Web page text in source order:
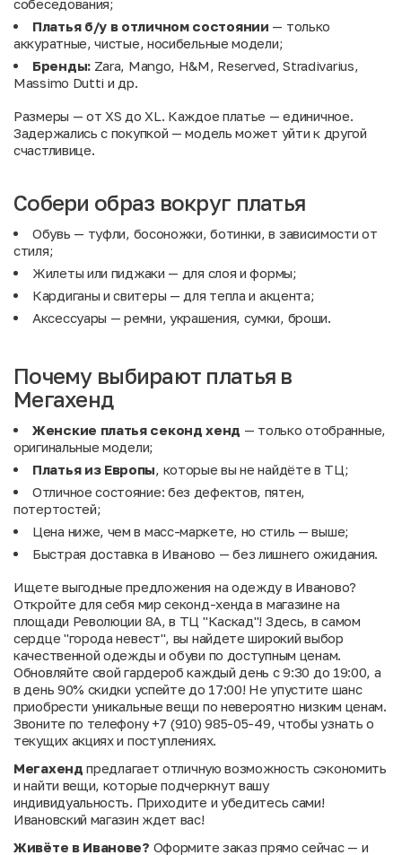
собеседования;
Платья б/у в отличном состоянии — только
аккуратные, чистые, носибельные модели;
Бренды:Zara, Mango, H&M, Reserved, Stradivarius,
Massimo Dutti и др.
Размеры — от XS до XL. Каждое платье — единичное.
Задержались с покупкой — модель может уйти к другой
счастливице.
Собери образ вокруг платья
Обувь — туфли, босоножки, ботинки, в зависимости от
стиля;
Жилеты или пиджаки — для слоя и формы;
Кардиганы и свитеры — для тепла и акцента;
Аксессуары — ремни, украшения, сумки, броши.
Почему выбирают платья в
Мегахенд
Женские платья секонд хенд — только отобранные,
оригинальные модели;
Платья из Европы, которые вы не найдёте в ТЦ;
Отличное состояние: без дефектов, пятен,
потертостей;
Цена ниже, чем в масс-маркете, но стиль — выше;
Быстрая доставка в Иваново — без лишнего ожидания.
Ищете выгодные предложения на одежду в Иваново?
Откройте для себя мир секонд-хенда в магазине на
площади Революции 8А, в ТЦ "Каскад"! Здесь, в самом
сердце "города невест", вы найдете широкий выбор
качественной одежды и обуви по доступным ценам.
Обновляйте свой гардероб каждый день с 9:30 до 19:00, а
в день 90% скидки успейте до 17:00! Не упустите шанс
приобрести уникальные вещи по невероятно низким ценам.
Звоните по телефону +7 (910) 985-05-49, чтобы узнать о
текущих акциях и поступлениях.
Мегахенд предлагает отличную возможность сэкономить
и найти вещи, которые подчеркнут вашу
индивидуальность. Приходите и убедитесь сами!
Ивановский магазин ждет вас!
Живёте в Иванове? Оформите заказ прямо сейчас — и